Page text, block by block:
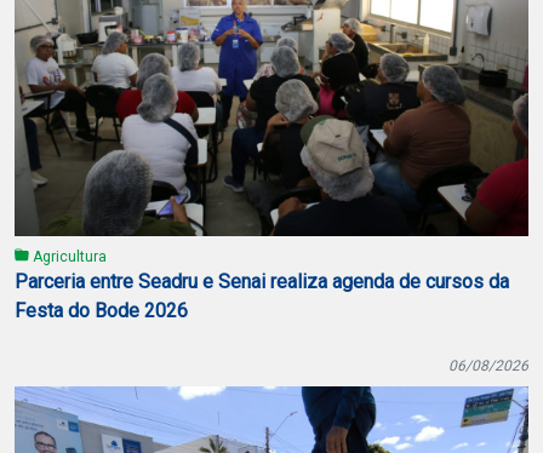
Agricultura
Parceria entre Seadru e Senai realiza agenda de cursos da
Festa do Bode 2026
06/08/2026